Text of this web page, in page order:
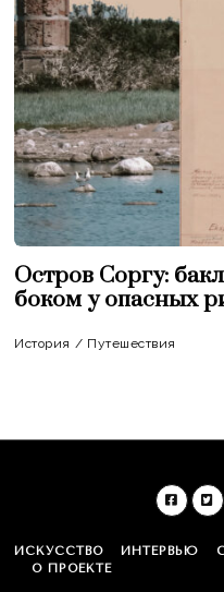
Остров Соргу:
боком у опасных
История / Путешествия
ИСКУССТВО ИНТЕРВЬЮ
О ПРОЕКТЕ